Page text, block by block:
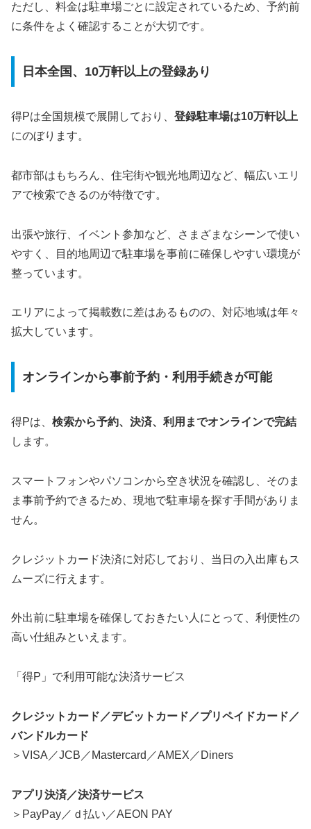
ただし、料金は駐車場ごとに設定されているため、予約前
に条件をよく確認することが大切です。
日本全国、10万軒以上の登録あり
得Pは全国規模で展開しており、 登録駐車場は10万軒以上
にのぼります。
都市部はもちろん、住宅街や観光地周辺など、幅広いエリ
アで検索できるのが特徴です。
出張や旅行、イベント参加など、さまざまなシーンで使い
やすく、目的地周辺で駐車場を事前に確保しやすい環境が
整っています。
エリアによって掲載数に差はあるものの、対応地域は年々
拡大しています。
オンラインから事前予約・利用手続きが可能
得Pは、 検索から予約、決済、利用までオンラインで完結
します。
スマートフォンやパソコンから空き状況を確認し、そのま
ま事前予約できるため、現地で駐車場を探す手間がありま
せん。
クレジットカード決済に対応しており、当日の入出庫もス
ムーズに行えます。
外出前に駐車場を確保しておきたい人にとって、利便性の
高い仕組みといえます。
「得P」で利用可能な決済サービス
クレジットカード／デビットカード／プリペイドカード／
バンドルカード
＞VISA／JCB／Mastercard／AMEX／Diners
アプリ決済／決済サービス
＞PayPay／ｄ払い／AEON PAY